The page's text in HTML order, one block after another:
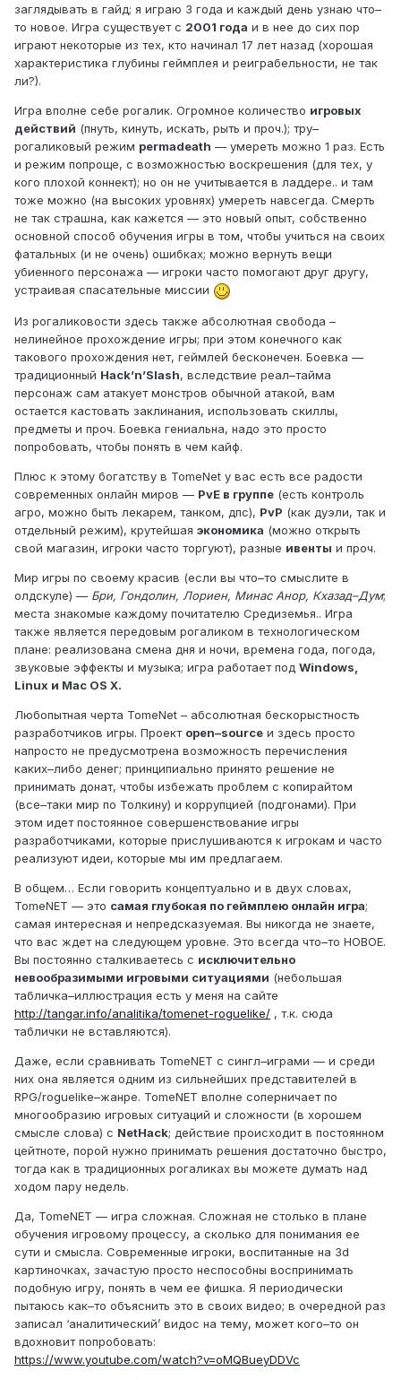
заглядывать в гайд; я играю 3 года и каждый день узнаю что–
то новое. Игра существует с 2001 года и в нее до сих пор
играют некоторые из тех, кто начинал 17 лет назад (хорошая
характеристика глубины геймплея и реиграбельности, не так
ли?).
Игра вполне себе рогалик. Огромное количество игровых
действий (пнуть, кинуть, искать, рыть и проч.); тру–
рогаликовый режим permadeath — умереть можно 1 раз. Есть
и режим попроще, с возможностью воскрешения (для тех, у
кого плохой коннект); но он не учитывается в ладдере.. и там
тоже можно (на высоких уровнях) умереть навсегда. Смерть
не так страшна, как кажется — это новый опыт, собственно
основной способ обучения игры в том, чтобы учиться на своих
фатальных (и не очень) ошибках; можно вернуть вещи
убиенного персонажа — игроки часто помогают друг другу,
устраивая спасательные миссии
Из рогаликовости здесь также абсолютная свобода –
нелинейное прохождение игры; при этом конечного как
такового прохождения нет, геймлей бесконечен. Боевка —
традиционный Hack’n’Slash, вследствие реал–тайма
персонаж сам атакует монстров обычной атакой, вам
остается кастовать заклинания, использовать скиллы,
предметы и проч. Боевка гениальна, надо это просто
попробовать, чтобы понять в чем кайф.
Плюс к этому богатству в TomeNet у вас есть все радости
современных онлайн миров — PvE в группе (есть контроль
агро, можно быть лекарем, танком, дпс), PvP (как дуэли, так и
отдельный режим), крутейшая экономика (можно открыть
свой магазин, игроки часто торгуют), разные ивенты и проч.
Мир игры по своему красив (если вы что–то смыслите в
олдскуле) — Бри, Гондолин, Лориен, Минас Анор, Кхазад–Дум;
места знакомые каждому почитателю Средиземья.. Игра
также является передовым рогаликом в технологическом
плане: реализована смена дня и ночи, времена года, погода,
звуковые эффекты и музыка; игра работает под Windows,
Linux и Mac OS X.
Любопытная черта TomeNet – абсолютная бескорыстность
разработчиков игры. Проект open–source и здесь просто
напросто не предусмотрена возможность перечисления
каких–либо денег; принципиально принято решение не
принимать донат, чтобы избежать проблем с копирайтом
(все–таки мир по Толкину) и коррупцией (подгонами). При
этом идет постоянное совершенствование игры
разработчиками, которые прислушиваются к игрокам и часто
реализуют идеи, которые мы им предлагаем.
В общем… Если говорить концептуально и в двух словах,
TomeNET — это самая глубокая по геймплею онлайн игра;
самая интересная и непредсказуемая. Вы никогда не знаете,
что вас ждет на следующем уровне. Это всегда что–то НОВОЕ.
Вы постоянно сталкиваетесь с исключительно
невообразимыми игровыми ситуациями (небольшая
табличка–иллюстрация есть у меня на сайте
http://tangar.info/analitika/tomenet-roguelike/ , т.к. сюда
таблички не вставляются).
Даже, если сравнивать TomeNET с сингл–играми — и среди
них она является одним из сильнейших представителей в
RPG/roguelike–жанре. TomeNET вполне соперничает по
многообразию игровых ситуаций и сложности (в хорошем
смысле слова) с NetHack; действие происходит в постоянном
цейтноте, порой нужно принимать решения достаточно быстро,
тогда как в традиционных рогаликах вы можете думать над
ходом пару недель.
Да, TomeNET — игра сложная. Сложная не столько в плане
обучения игровому процессу, а сколько для понимания ее
сути и смысла. Современные игроки, воспитанные на 3d
картиночках, зачастую просто неспособны воспринимать
подобную игру, понять в чем ее фишка. Я периодически
пытаюсь как–то объяснить это в своих видео; в очередной раз
записал ‘аналитический’ видос на тему, может кого–то он
вдохновит попробовать:
https://www.youtube.com/watch?v=oMQBueyDDVc